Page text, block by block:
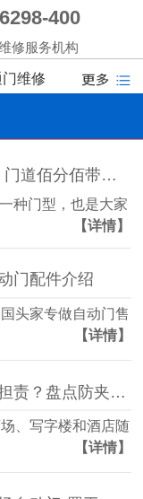
400
修服务机构
维修
如何将手动门改自动门，门道佰分佰带你了解
种门型，也是大家
【详情】
门配件介绍
头家专做自动门售
【详情】
自动门夹人谁担责？盘点防夹传感器的三大“致命盲区”
、写字楼和酒店随
【详情】